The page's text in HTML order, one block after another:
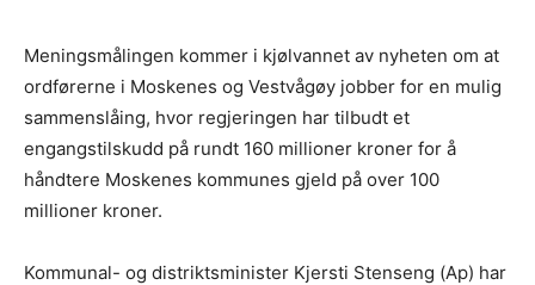
Meningsmålingen kommer i kjølvannet av nyheten om at
ordførerne i Moskenes og Vestvågøy jobber for en mulig
sammenslåing, hvor regjeringen har tilbudt et
engangstilskudd på rundt 160 millioner kroner for å
håndtere Moskenes kommunes gjeld på over 100
millioner kroner.
Kommunal- og distriktsminister Kjersti Stenseng (Ap) har